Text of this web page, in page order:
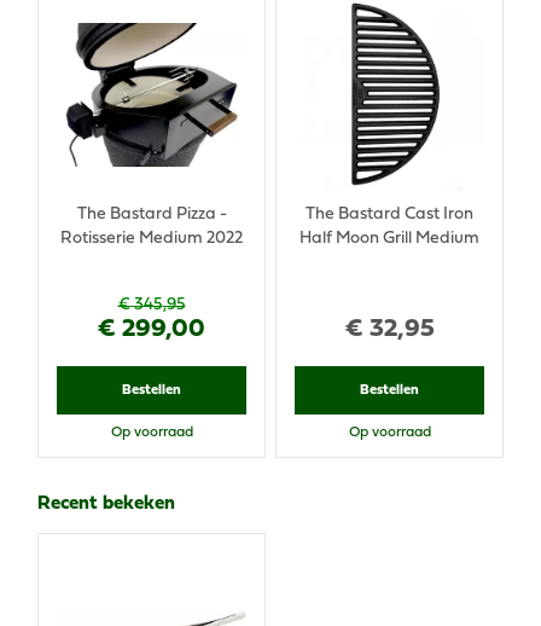
€ 345,95
€ 299,00
The Bastard Pizza -
Rotisserie Medium 2022
Bestellen
Op voorraad
€ 32,95
The Bastard Cast Iron
Half Moon Grill Medium
Bestellen
Op voorraad
Recent bekeken